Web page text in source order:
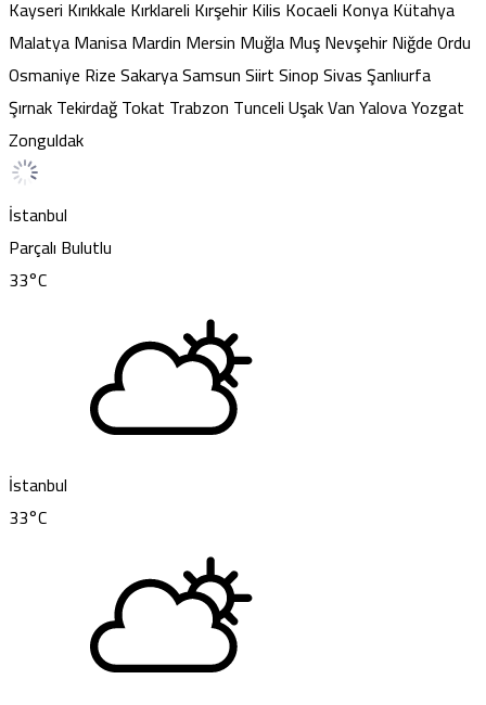
Kayseri Kırıkkale Kırklareli KırşehirKilis Kocaeli KonyaKütahya
MalatyaManisaMardin Mersin MuğlaMuşNevşehirNiğdeOrdu
Osmaniye RizeSakaryaSamsunSiirtSinopSivasŞanlıurfa
ŞırnakTekirdağTokat Trabzon TunceliUşakVanYalovaYozgat
Zonguldak
İstanbul
Parçalı Bulutlu
33°C
İstanbul
33°C